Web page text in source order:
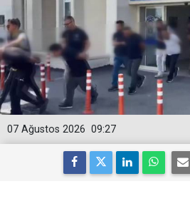
09:27
07 Ağustos 2026